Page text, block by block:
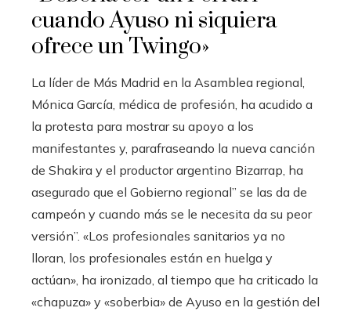
cuando Ayuso ni siquiera
ofrece un Twingo»
La líder de Más Madrid en la Asamblea regional,
Mónica García, médica de profesión, ha acudido a
la protesta para mostrar su apoyo a los
manifestantes y, parafraseando la nueva canción
de Shakira y el productor argentino Bizarrap, ha
asegurado que el Gobierno regional” se las da de
campeón y cuando más se le necesita da su peor
versión”. «Los profesionales sanitarios ya no
lloran, los profesionales están en huelga y
actúan», ha ironizado, al tiempo que ha criticado la
«chapuza» y «soberbia» de Ayuso en la gestión del